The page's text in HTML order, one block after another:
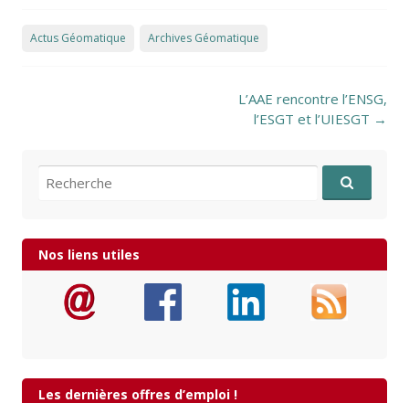
Actus Géomatique Archives Géomatique
L’AAE rencontre l’ENSG,
l’ESGT et l’UIESGT →
Recherche pour:
Nos liens utiles
Les dernières offres d’emploi !